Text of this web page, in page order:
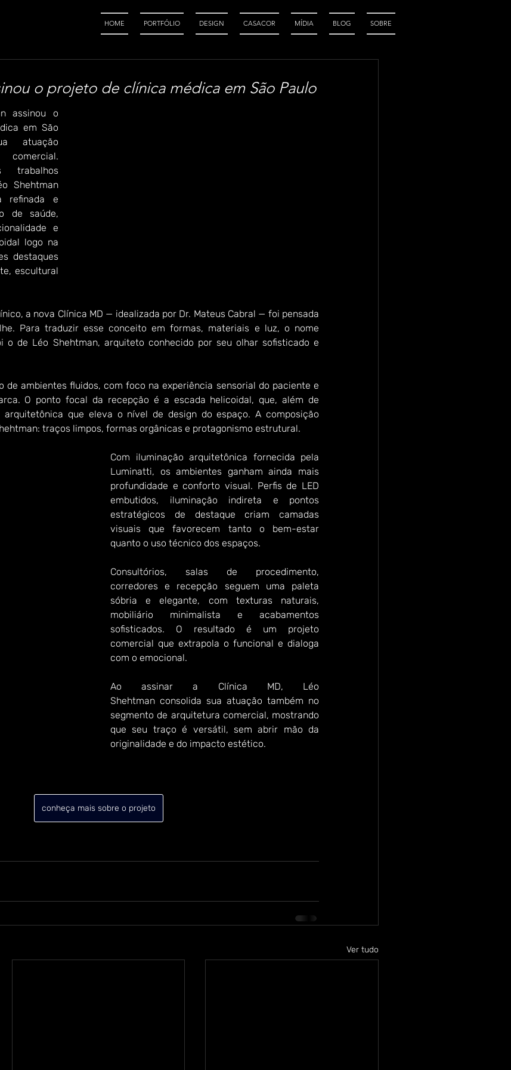
HOME PORTFÓLIO DESIGN CASACOR MÍDIA BLOG SOBRE
o projeto de clínica médica em São Paulo
assinou o
em São
atuação
trabalhos
Shehtman
refinada e
de saúde,
e
logo na
destaques
escultural
a nova Clínica MD — idealizada por Dr. Mateus Cabral — foi pensada
Para traduzir esse conceito em formas, materiais e luz, o nome
o de Léo Shehtman, arquiteto conhecido por seu olhar sofisticado e
de ambientes fluidos, com foco na experiência sensorial do paciente e
O ponto focal da recepção é a escada helicoidal, que, além de
que eleva o nível de design do espaço. A composição
traços limpos, formas orgânicas e protagonismo estrutural.
Com iluminação arquitetônica fornecida pela
Luminatti, os ambientes ganham ainda mais
profundidade e conforto visual. Perfis de LED
embutidos, iluminação indireta e pontos
estratégicos de destaque criam camadas
visuais que favorecem tanto o bem-estar
quanto o uso técnico dos espaços.
Consultórios, salas de procedimento,
corredores e recepção seguem uma paleta
sóbria e elegante, com texturas naturais,
mobiliário minimalista e acabamentos
sofisticados. O resultado é um projeto
comercial que extrapola o funcional e dialoga
com o emocional.
Ao assinar a Clínica MD, Léo
Shehtman consolida sua atuação também no
segmento de arquitetura comercial, mostrando
que seu traço é versátil, sem abrir mão da
originalidade e do impacto estético.
conheça mais sobre o projeto
Ver tudo